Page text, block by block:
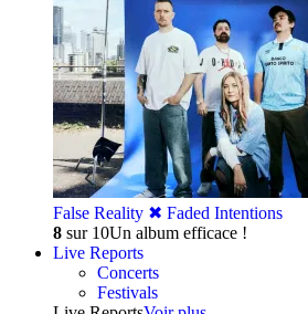
False Reality ✖︎ Faded Intentions
8 sur 10Un album efficace !
Live Reports
Concerts
Festivals